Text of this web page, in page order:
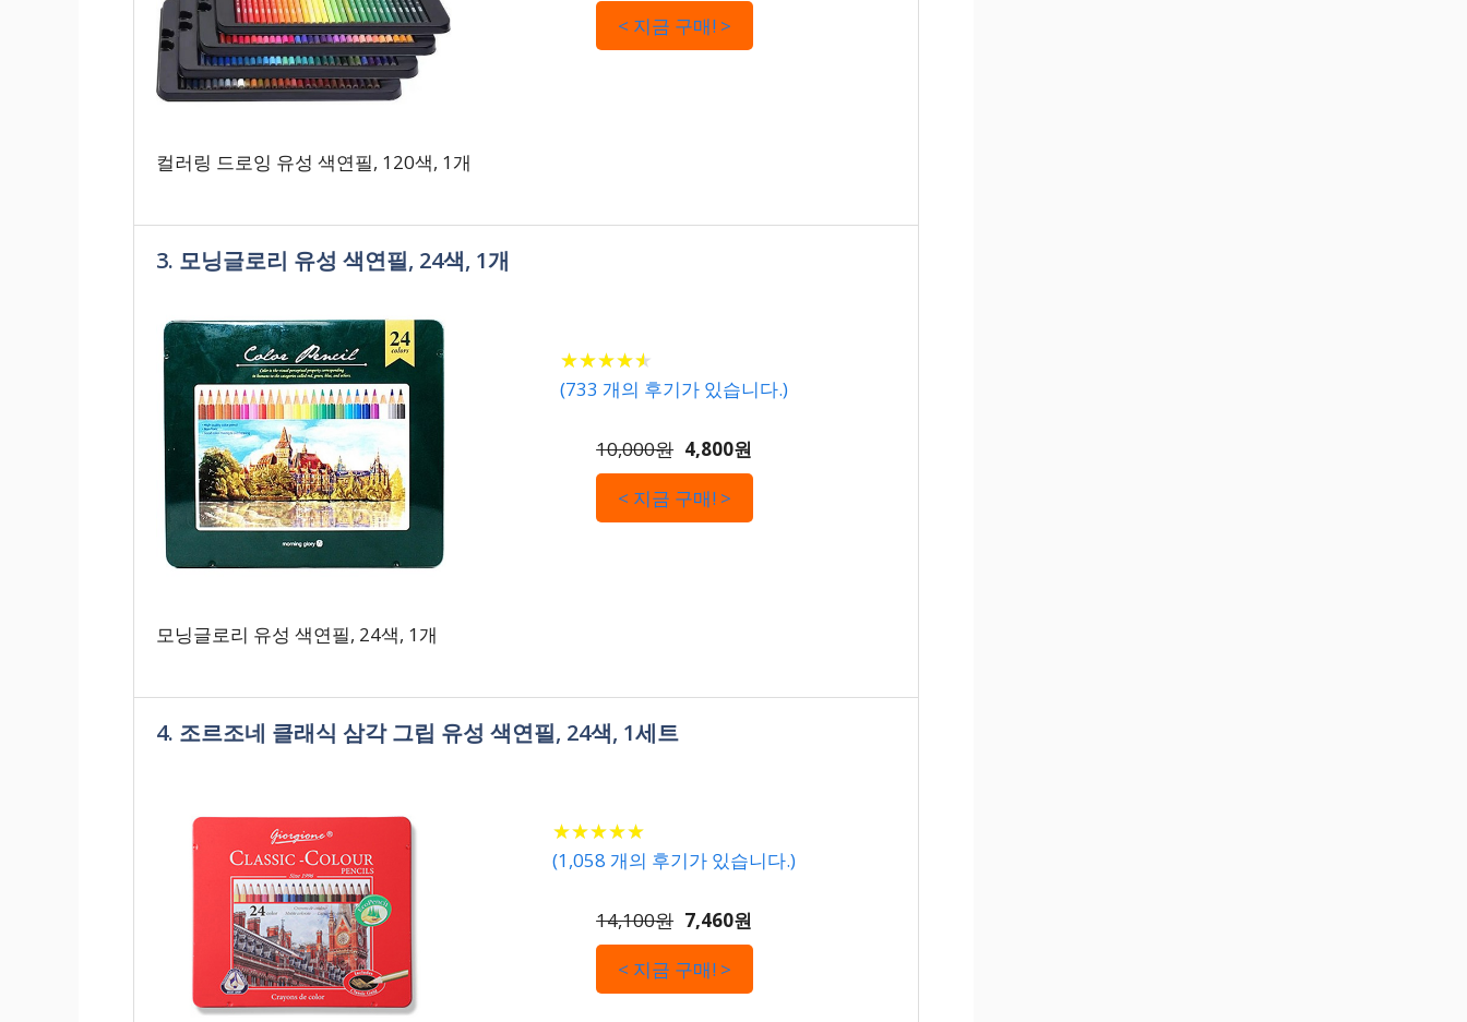
< 지금 구매! >
컬러링 드로잉 유성 색연필, 120색, 1개
3. 모닝글로리 유성 색연필, 24색, 1개
★★★★★
★★★★★
(733 개의 후기가 있습니다.)
10,000원 4,800원
< 지금 구매! >
모닝글로리 유성 색연필, 24색, 1개
4. 조르조네 클래식 삼각 그립 유성 색연필, 24색, 1세트
★★★★★
★★★★★
(1,058 개의 후기가 있습니다.)
14,100원 7,460원
< 지금 구매! >